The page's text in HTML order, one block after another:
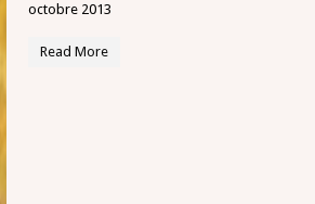
octobre 2013
Read More